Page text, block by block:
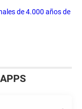
de 4.000 años de